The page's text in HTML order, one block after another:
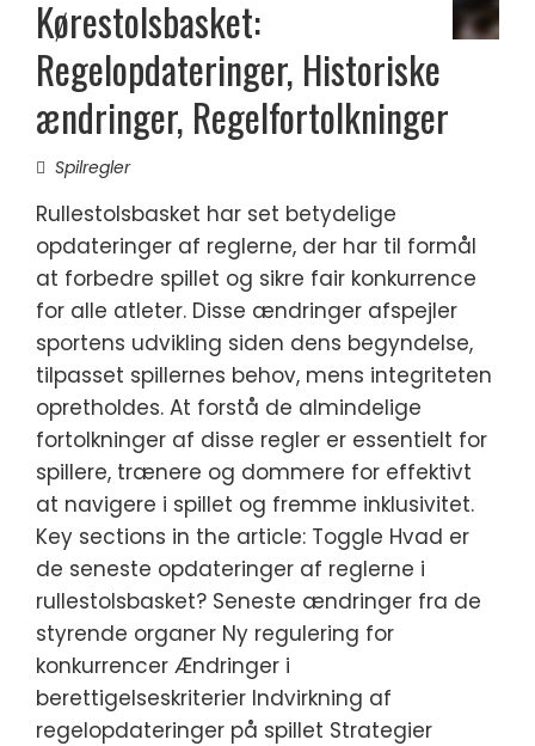
Kørestolsbasket:
Regelopdateringer, Historiske
ændringer, Regelfortolkninger
Spilregler
Rullestolsbasket har set betydelige
opdateringer af reglerne, der har til formål
at forbedre spillet og sikre fair konkurrence
for alle atleter. Disse ændringer afspejler
sportens udvikling siden dens begyndelse,
tilpasset spillernes behov, mens integriteten
opretholdes. At forstå de almindelige
fortolkninger af disse regler er essentielt for
spillere, trænere og dommere for effektivt
at navigere i spillet og fremme inklusivitet.
Key sections in the article: Toggle Hvad er
de seneste opdateringer af reglerne i
rullestolsbasket? Seneste ændringer fra de
styrende organer Ny regulering for
konkurrencer Ændringer i
berettigelseskriterier Indvirkning af
regelopdateringer på spillet Strategier